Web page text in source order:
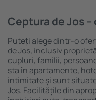
Ceptura de Jos –
Puteți alege dintr-o
de Jos, inclusiv
cupluri, familii,
sta în apartamente,
intimitate și sunt
Jos. Facilitățile din